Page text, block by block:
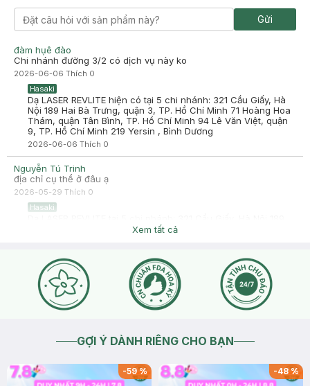
Gửi
đàm hụê đào
Chi nhánh đường 3/2 có dịch vụ này ko
2026-06-06 Thích 0
Hasaki
Dạ LASER REVLITE hiện có tại 5 chi nhánh: 321 Cầu Giấy, Hà
Nội 189 Hai Bà Trưng, quận 3, TP. Hồ Chí Minh 71 Hoàng Hoa
Thám, quận Tân Bình, TP. Hồ Chí Minh 94 Lê Văn Việt, quận
9, TP. Hồ Chí Minh 219 Yersin , Bình Dương
2026-06-06 Thích 0
Nguyễn Tú Trinh
địa chỉ cụ thể ở đâu ạ
2026-05-29 Thích 0
Hasaki
Hai Bà Trưng, quận 3, TP. Hồ Chí Minh 71 Hoàng Hoa Thám,
2026-05-29Thích
Xem tất cả
GỢI Ý DÀNH RIÊNG CHO BẠN
-59% -48%